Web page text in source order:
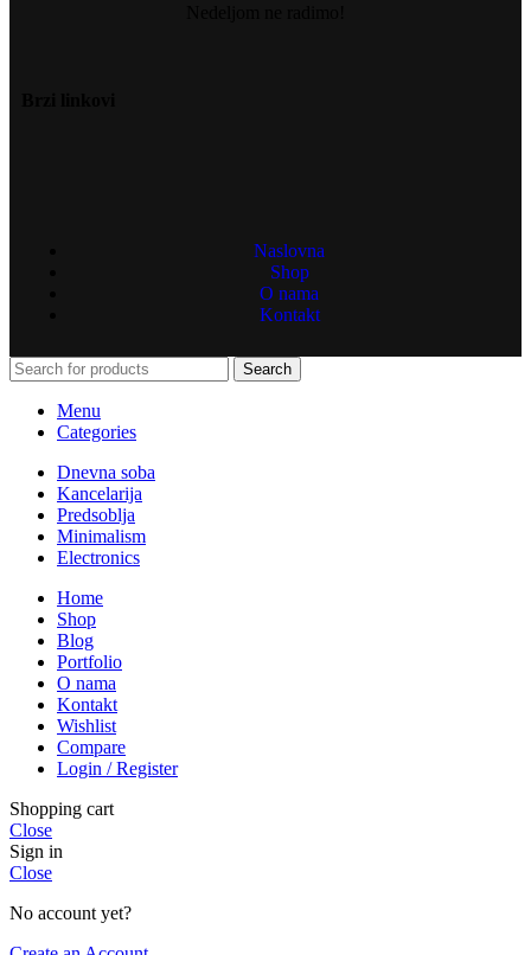
Naslovna
Shop
O nama
Kontakt
Search
Menu
Categories
Dnevna soba
Kancelarija
Predsoblja
Minimalism
Electronics
Home
Shop
Blog
Portfolio
O nama
Kontakt
Wishlist
Compare
Login / Register
Shopping cart
Close
Sign in
Close
No account yet?